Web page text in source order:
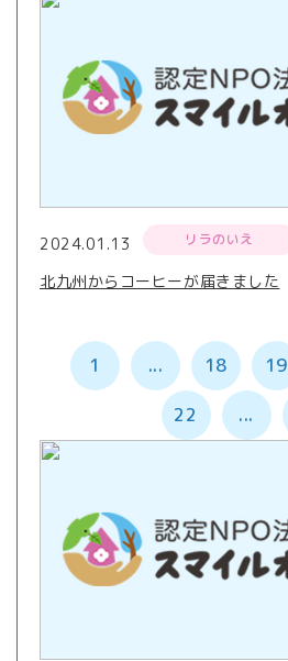
2024.01.13 リラのいえ
北九州からコーヒーが届きました
1 ... 18 19
22 ...